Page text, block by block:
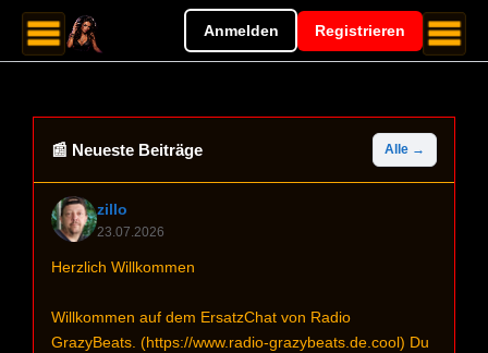
Anmelden Registrieren
📰 Neueste Beiträge Alle →
zillo
23.07.2026
Herzlich Willkommen
Willkommen auf dem ErsatzChat von Radio
GrazyBeats. (https://www.radio-grazybeats.de.cool) Du